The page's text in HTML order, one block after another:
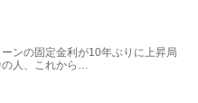
ンの固定金利が10年ぶりに上昇局
の人、これから…